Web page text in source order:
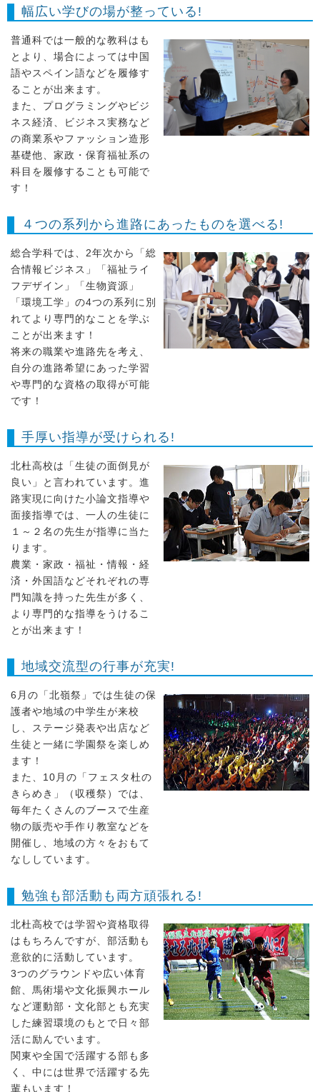
幅広い学びの場が整っている!
普通科では一般的な教科はも
とより、場合によっては中国
語やスペイン語などを履修す
ることが出来ます。
また、プログラミングやビジ
ネス経済、ビジネス実務など
の商業系やファッション造形
基礎他、家政・保育福祉系の
科目を履修することも可能で
す！
４つの系列から進路にあったものを選べる!
総合学科では、2年次から「総
合情報ビジネス」「福祉ライ
フデザイン」「生物資源」
「環境工学」の4つの系列に別
れてより専門的なことを学ぶ
ことが出来ます！
将来の職業や進路先を考え、
自分の進路希望にあった学習
や専門的な資格の取得が可能
です！
手厚い指導が受けられる!
北杜高校は「生徒の面倒見が
良い」と言われています。進
路実現に向けた小論文指導や
面接指導では、一人の生徒に
１～２名の先生が指導に当た
ります。
農業・家政・福祉・情報・経
済・外国語などそれぞれの専
門知識を持った先生が多く、
より専門的な指導をうけるこ
とが出来ます！
地域交流型の行事が充実!
6月の「北嶺祭」では生徒の保
護者や地域の中学生が来校
し、ステージ発表や出店など
生徒と一緒に学園祭を楽しめ
ます！
また、10月の「フェスタ杜の
きらめき」（収穫祭）では、
毎年たくさんのブースで生産
物の販売や手作り教室などを
開催し、地域の方々をおもて
なししています。
勉強も部活動も両方頑張れる!
北杜高校では学習や資格取得
はもちろんですが、部活動も
意欲的に活動しています。
3つのグラウンドや広い体育
館、馬術場や文化振興ホール
など運動部・文化部とも充実
した練習環境のもとで日々部
活に励んでいます。
関東や全国で活躍する部も多
く、中には世界で活躍する先
輩もいます！